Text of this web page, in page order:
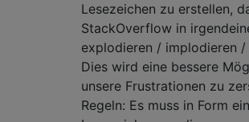
Lesezeichen zu erstellen,
StackOverflow in
explodieren / implodieren
Dies wird eine bessere
unsere Frustrationen zu
Regeln: Es muss in Form